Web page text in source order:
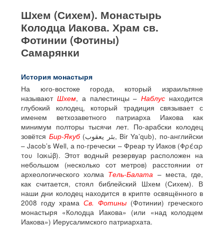
Шхем (Сихем). Монастырь
Колодца Иакова. Храм св.
Фотинии (Фотины)
Самарянки
История монастыря
На юго-востоке города, который израильтяне
называют Шхем, а палестинцы –Наблус находится
глубокий колодец, который традиция связывает с
именем ветхозаветного патриарха Иакова как
минимум полторы тысячи лет. По-арабски колодец
зовётся Бир-Якуб(بئر يعقوب, Bir Ya’qub), по-английски
– Jacob’s Well, а по-гречески – Фреар ту Иаков (Φρέαρ
του Ιακώβ). Этот водный резервуар расположен на
небольшом (несколько сот метров) расстоянии от
археологического холма Тель-Балата – места, где,
как считается, стоял библейский Шхем (Сихем). В
наши дни колодец находится в крипте освящённого в
2008 году храма Св. Фотины (Фотинии) греческого
монастыря «Колодца Иакова» (или «над колодцем
Иакова») Иерусалимского патриархата.